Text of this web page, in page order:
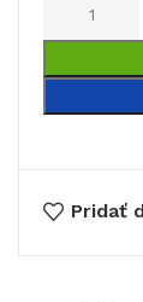
Pridať